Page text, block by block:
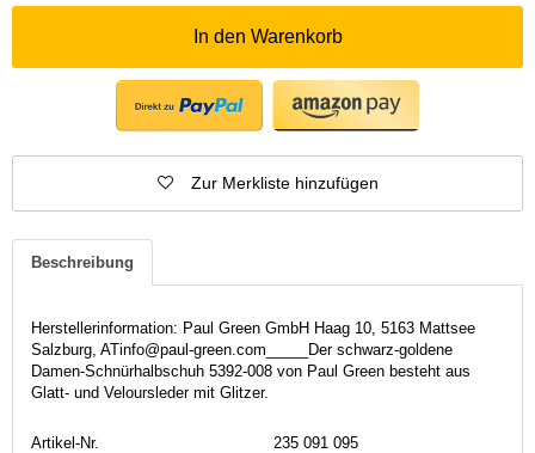
In den Warenkorb
Zur Merkliste hinzufügen
Beschreibung
Herstellerinformation: Paul Green GmbH Haag 10, 5163 Mattsee
Salzburg, ATinfo@paul-green.com_____Der schwarz-goldene
Damen-Schnürhalbschuh 5392-008 von Paul Green besteht aus
Glatt- und Veloursleder mit Glitzer.
Artikel-Nr.
235 091 095